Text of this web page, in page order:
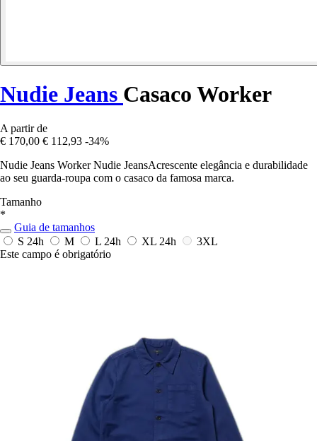
Nudie Jeans Casaco Worker
A partir de
€ 170,00 € 112,93 -34%
Nudie Jeans Worker Nudie JeansAcrescente elegância e durabilidade
ao seu guarda-roupa com o casaco da famosa marca.
Tamanho
*
Guia de tamanhos
S 24h M L 24h XL 24h
3XL
Este campo é obrigatório